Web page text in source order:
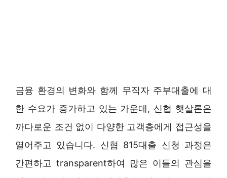
금융 환경의 변화와 함께 무직자 주부대출에 대
한 수요가 증가하고 있는 가운데, 신협 햇살론은
까다로운 조건 없이 다양한 고객층에게 접근성을
열어주고 있습니다. 신협 815대출 신청 과정은
간편하고 transparent하여 많은 이들의 관심을